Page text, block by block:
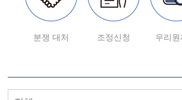
분쟁 대처 조정신청 우리원